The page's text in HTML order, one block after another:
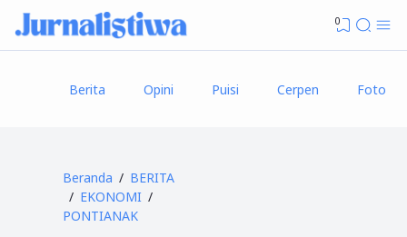
0
Berita Opini Puisi Cerpen Foto
Beranda
BERITA
EKONOMI
PONTIANAK